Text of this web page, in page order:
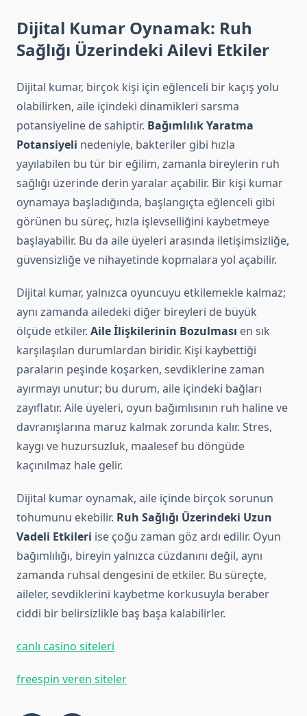
Dijital Kumar Oynamak: Ruh
Sağlığı Üzerindeki Ailevi Etkiler
Dijital kumar, birçok kişi için eğlenceli bir kaçış yolu
olabilirken, aile içindeki dinamikleri sarsma
potansiyeline de sahiptir. Bağımlılık Yaratma
Potansiyeli nedeniyle, bakteriler gibi hızla
yayılabilen bu tür bir eğilim, zamanla bireylerin ruh
sağlığı üzerinde derin yaralar açabilir. Bir kişi kumar
oynamaya başladığında, başlangıçta eğlenceli gibi
görünen bu süreç, hızla işlevselliğini kaybetmeye
başlayabilir. Bu da aile üyeleri arasında iletişimsizliğe,
güvensizliğe ve nihayetinde kopmalara yol açabilir.
Dijital kumar, yalnızca oyuncuyu etkilemekle kalmaz;
aynı zamanda ailedeki diğer bireyleri de büyük
ölçüde etkiler. Aile İlişkilerinin Bozulması en sık
karşılaşılan durumlardan biridir. Kişi kaybettiği
paraların peşinde koşarken, sevdiklerine zaman
ayırmayı unutur; bu durum, aile içindeki bağları
zayıflatır. Aile üyeleri, oyun bağımlısının ruh haline ve
davranışlarına maruz kalmak zorunda kalır. Stres,
kaygı ve huzursuzluk, maalesef bu döngüde
kaçınılmaz hale gelir.
Dijital kumar oynamak, aile içinde birçok sorunun
tohumunu ekebilir. Ruh Sağlığı Üzerindeki Uzun
Vadeli Etkileri ise çoğu zaman göz ardı edilir. Oyun
bağımlılığı, bireyin yalnızca cüzdanını değil, aynı
zamanda ruhsal dengesini de etkiler. Bu süreçte,
aileler, sevdiklerini kaybetme korkusuyla beraber
ciddi bir belirsizlikle baş başa kalabilirler.
canlı casino siteleri
freespin veren siteler